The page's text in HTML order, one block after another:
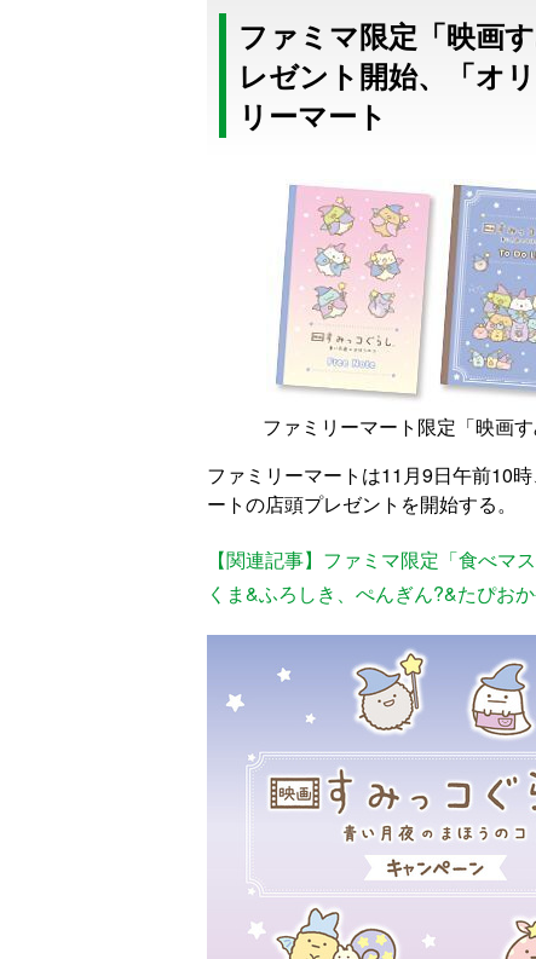
ファミマ限定「映画
レゼント開始、「オ
リーマート
ファミリーマート限定「映画
ファミリーマートは11月9日午前10
ートの店頭プレゼントを開始する。
【関連記事】ファミマ限定「食べマ
くま&ふろしき、ぺんぎん?&たぴお